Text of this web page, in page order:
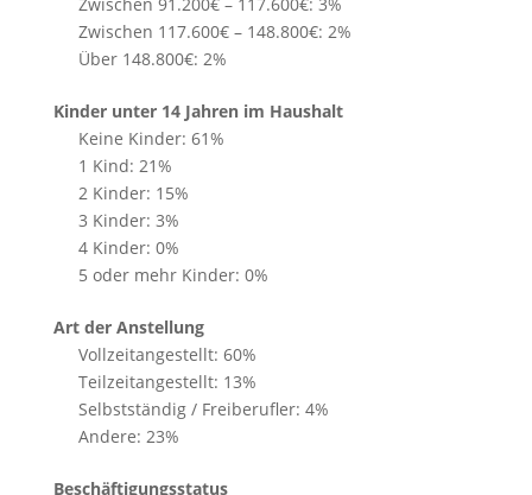
Zwischen 91.200€ – 117.600€: 3%
Zwischen 117.600€ – 148.800€: 2%
Über 148.800€: 2%
Kinder unter 14 Jahren im Haushalt
Keine Kinder: 61%
1 Kind: 21%
2 Kinder: 15%
3 Kinder: 3%
4 Kinder: 0%
5 oder mehr Kinder: 0%
Art der Anstellung
Vollzeitangestellt: 60%
Teilzeitangestellt: 13%
Selbstständig / Freiberufler: 4%
Andere: 23%
Beschäftigungsstatus